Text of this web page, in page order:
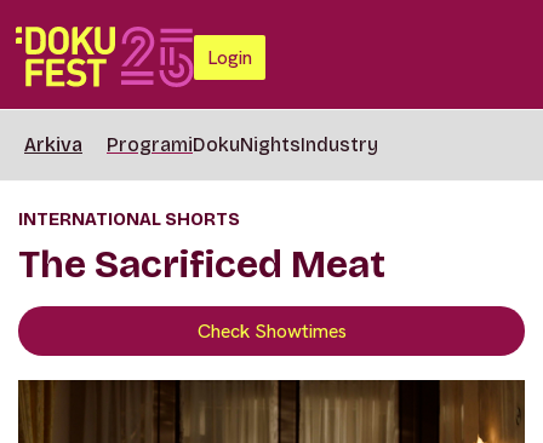
Login
Arkiva ProgramiDokuNightsIndustry
INTERNATIONAL SHORTS
The Sacrificed Meat
Check Showtimes